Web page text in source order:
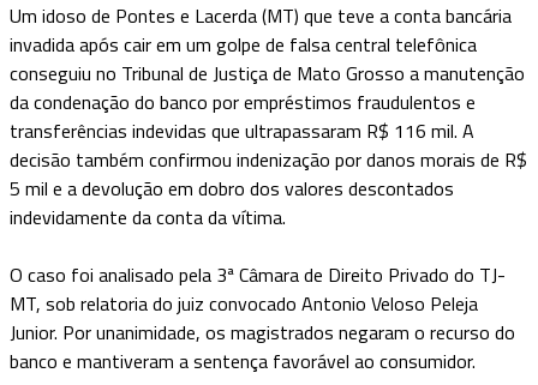
Um idoso de Pontes e Lacerda (MT) que teve a conta bancária
invadida após cair em um golpe de falsa central telefônica
conseguiu no Tribunal de Justiça de Mato Grosso a manutenção
da condenação do banco por empréstimos fraudulentos e
transferências indevidas que ultrapassaram R$ 116 mil. A
decisão também confirmou indenização por danos morais de R$
5 mil e a devolução em dobro dos valores descontados
indevidamente da conta da vítima.
O caso foi analisado pela 3ª Câmara de Direito Privado do TJ-
MT, sob relatoria do juiz convocado Antonio Veloso Peleja
Junior. Por unanimidade, os magistrados negaram o recurso do
banco e mantiveram a sentença favorável ao consumidor.